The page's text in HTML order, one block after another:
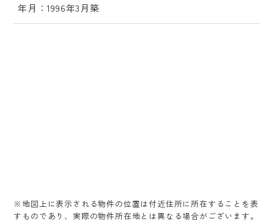
年月：1996年3月築
※地図上に表示される物件の位置は付近住所に所在することを表
すものであり、実際の物件所在地とは異なる場合がございます。